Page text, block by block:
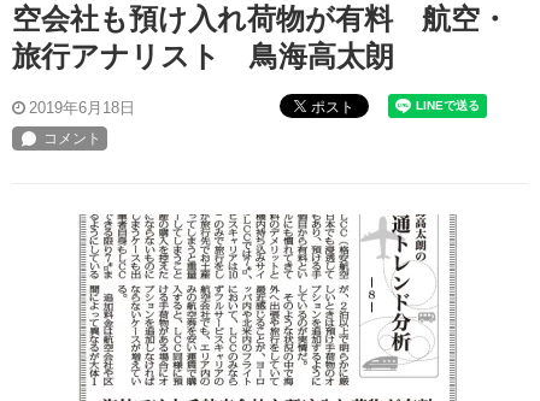
空会社も預け入れ荷物が有料 航空・
旅行アナリスト 鳥海高太朗
2019年6月18日 ポスト